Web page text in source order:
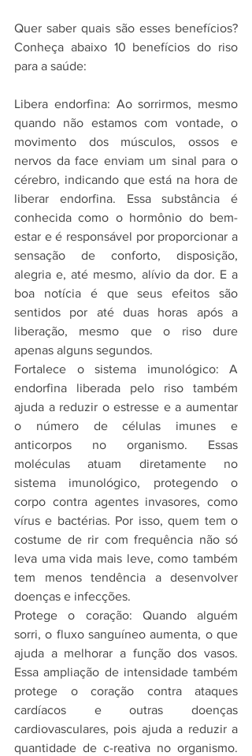
Quer saber quais são esses benefícios?
Conheça abaixo 10 benefícios do riso
para a saúde:
Libera endorfina: Ao sorrirmos, mesmo
quando não estamos com vontade, o
movimento dos músculos, ossos e
nervos da face enviam um sinal para o
cérebro, indicando que está na hora de
liberar endorfina. Essa substância é
conhecida como o hormônio do bem-
estar e é responsável por proporcionar a
sensação de conforto, disposição,
alegria e, até mesmo, alívio da dor. E a
boa notícia é que seus efeitos são
sentidos por até duas horas após a
liberação, mesmo que o riso dure
apenas alguns segundos.
Fortalece o sistema imunológico: A
endorfina liberada pelo riso também
ajuda a reduzir o estresse e a aumentar
o número de células imunes e
anticorpos no organismo. Essas
moléculas atuam diretamente no
sistema imunológico, protegendo o
corpo contra agentes invasores, como
vírus e bactérias. Por isso, quem tem o
costume de rir com frequência não só
leva uma vida mais leve, como também
tem menos tendência a desenvolver
doenças e infecções.
Protege o coração: Quando alguém
sorri, o fluxo sanguíneo aumenta, o que
ajuda a melhorar a função dos vasos.
Essa ampliação de intensidade também
protege o coração contra ataques
cardíacos e outras doenças
cardiovasculares, pois ajuda a reduzir a
quantidade de c-reativa no organismo.